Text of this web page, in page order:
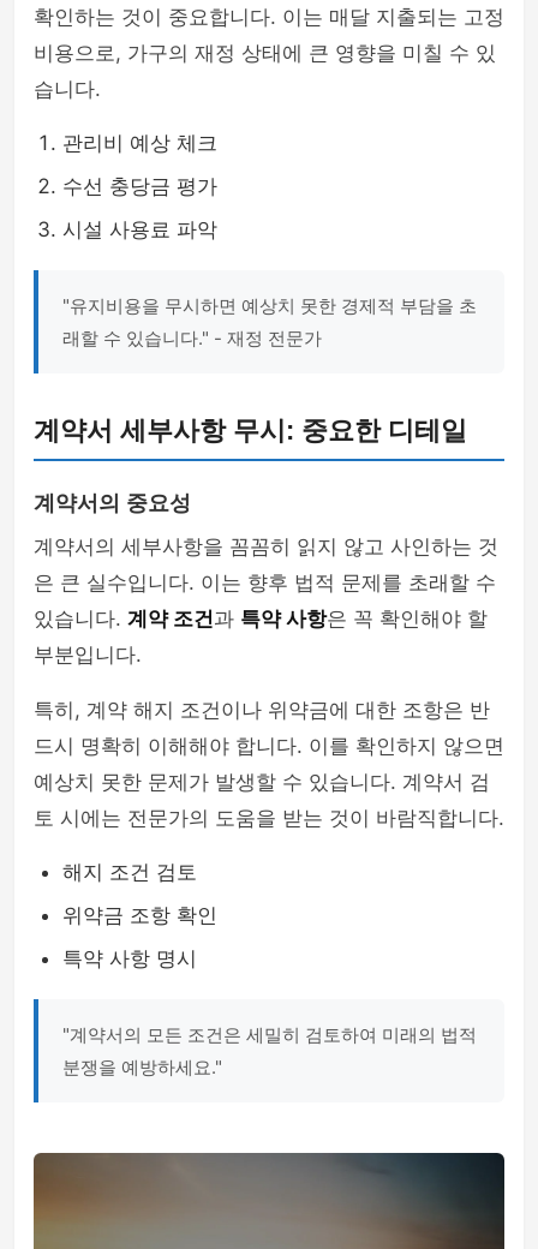
확인하는 것이 중요합니다. 이는 매달 지출되는 고정
비용으로, 가구의 재정 상태에 큰 영향을 미칠 수 있
습니다.
관리비 예상 체크
수선 충당금 평가
시설 사용료 파악
"유지비용을 무시하면 예상치 못한 경제적 부담을 초
래할 수 있습니다." - 재정 전문가
계약서 세부사항 무시: 중요한 디테일
계약서의 중요성
계약서의 세부사항을 꼼꼼히 읽지 않고 사인하는 것
은 큰 실수입니다. 이는 향후 법적 문제를 초래할 수
있습니다. 계약 조건과 특약 사항은 꼭 확인해야 할
부분입니다.
특히, 계약 해지 조건이나 위약금에 대한 조항은 반
드시 명확히 이해해야 합니다. 이를 확인하지 않으면
예상치 못한 문제가 발생할 수 있습니다. 계약서 검
토 시에는 전문가의 도움을 받는 것이 바람직합니다.
해지 조건 검토
위약금 조항 확인
특약 사항 명시
"계약서의 모든 조건은 세밀히 검토하여 미래의 법적
분쟁을 예방하세요."